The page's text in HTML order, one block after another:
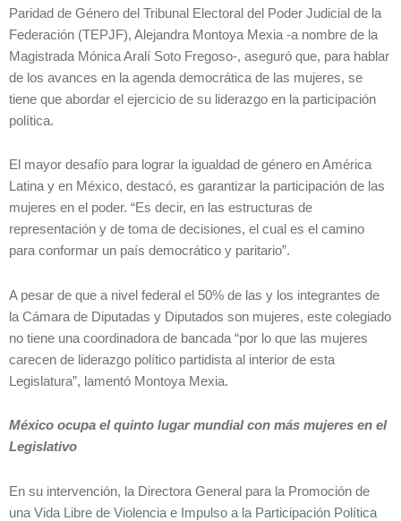
Paridad de Género del Tribunal Electoral del Poder Judicial de la
Federación (TEPJF), Alejandra Montoya Mexia -a nombre de la
Magistrada Mónica Aralí Soto Fregoso-, aseguró que, para hablar
de los avances en la agenda democrática de las mujeres, se
tiene que abordar el ejercicio de su liderazgo en la participación
política.
El mayor desafío para lograr la igualdad de género en América
Latina y en México, destacó, es garantizar la participación de las
mujeres en el poder. “Es decir, en las estructuras de
representación y de toma de decisiones, el cual es el camino
para conformar un país democrático y paritario”.
A pesar de que a nivel federal el 50% de las y los integrantes de
la Cámara de Diputadas y Diputados son mujeres, este colegiado
no tiene una coordinadora de bancada “por lo que las mujeres
carecen de liderazgo político partidista al interior de esta
Legislatura”, lamentó Montoya Mexia.
México ocupa el quinto lugar mundial con más mujeres en el
Legislativo
En su intervención, la Directora General para la Promoción de
una Vida Libre de Violencia e Impulso a la Participación Política